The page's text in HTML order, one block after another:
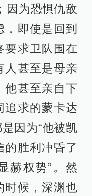
因为恐惧仇敌
即使是回到
要求卫队围在
人甚至是母亲
他甚至亲自下
追求的蒙卡达
因为“他被凯
的胜利冲昏了
赫权势”。然
时候，深渊也